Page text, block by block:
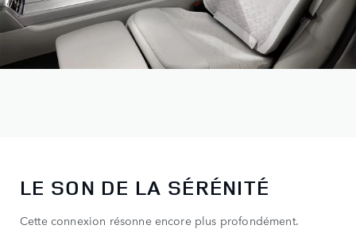
LE SON DE LA SÉRÉNITÉ
Cette connexion résonne encore plus profondément.